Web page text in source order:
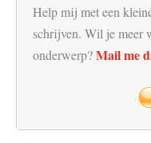
Help mij met een
schrijven. Wil je meer
onderwerp?Mail me